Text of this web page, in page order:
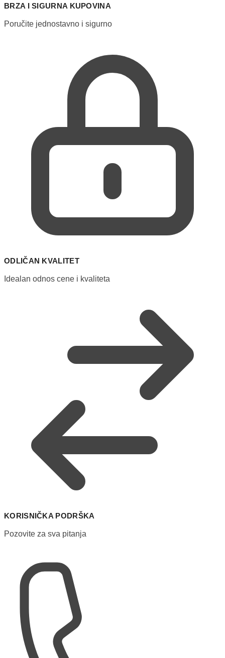
BRZA I SIGURNA KUPOVINA
Poručite jednostavno i sigurno
ODLIČAN KVALITET
Idealan odnos cene i kvaliteta
KORISNIČKA PODRŠKA
Pozovite za sva pitanja